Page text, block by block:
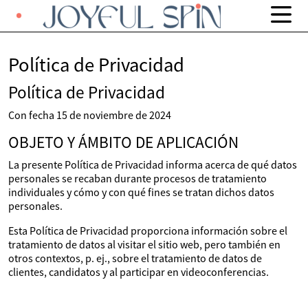
Política de Privacidad
Política de Privacidad
Con fecha 15 de noviembre de 2024
OBJETO Y ÁMBITO DE APLICACIÓN
La presente Política de Privacidad informa acerca de qué datos
personales se recaban durante procesos de tratamiento
individuales y cómo y con qué fines se tratan dichos datos
personales.
Esta Política de Privacidad proporciona información sobre el
tratamiento de datos al visitar el sitio web, pero también en
otros contextos, p. ej., sobre el tratamiento de datos de
clientes, candidatos y al participar en videoconferencias.